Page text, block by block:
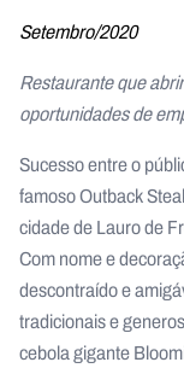
Setembro/2020
Restaurante que
oportunidades de
Sucesso entre o
famoso Outback
cidade de Lauro de
Com nome e
descontraído e
tradicionais e
cebola gigante